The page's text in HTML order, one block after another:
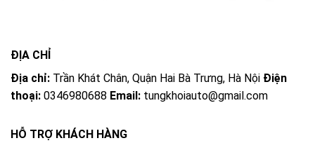
ĐỊA CHỈ
Địa chỉ: Trần Khát Chân, Quận Hai Bà Trưng, Hà Nội Điện
thoại: 0346980688 Email: tungkhoiauto@gmail.com
HỖ TRỢ KHÁCH HÀNG